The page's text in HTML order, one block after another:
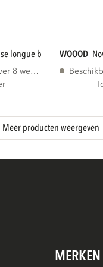
longue bank rechts...
Beschikbaar over 8 weken
WOOOD
Meer producten weergeven
MERKEN